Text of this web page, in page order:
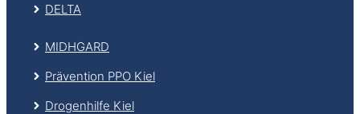
DELTA
MIDHGARD
Prävention PPO Kiel
Drogenhilfe Kiel